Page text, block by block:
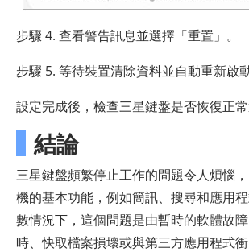
步驟 4. 查看警告訊息並選擇「重置」。
步驟 5. 等待裝置清除資料並自動重新啟動
設定完成後，檢查三星鍵盤是否恢復正常
結論
三星鍵盤頻繁停止工作的問題令人煩惱
機的基本功能，例如簡訊、搜尋和應用
數情況下，這個問題是由暫時的軟體故
時、快取檔案損壞或與第三方應用程式